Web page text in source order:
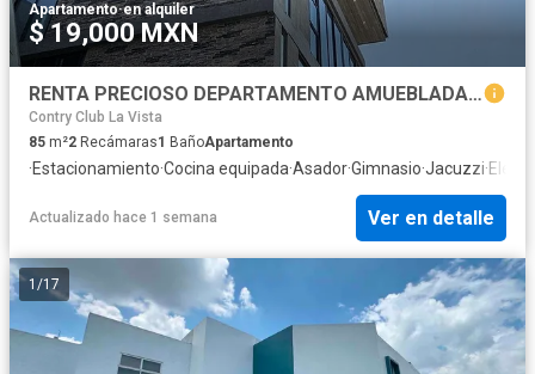
Apartamento·en alquiler
$ 19,000 MXN
RENTA PRECIOSO DEPARTAMENTO AMUEBLADA EN BAGÀ LATERAL LOMAS DE ANGELOPOLIS
Contry Club La Vista
85 m²2 Recámaras1 BañoApartamento
·Estacionamiento·Cocina equipada·Asador·Gimnasio·Jacuzzi·
Actualizado hace 1 semana Ver en detalle
1 /17